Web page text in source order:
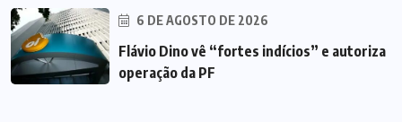
6 DE AGOSTO DE 2026
Flávio Dino vê “fortes indícios” e autoriza
operação da PF